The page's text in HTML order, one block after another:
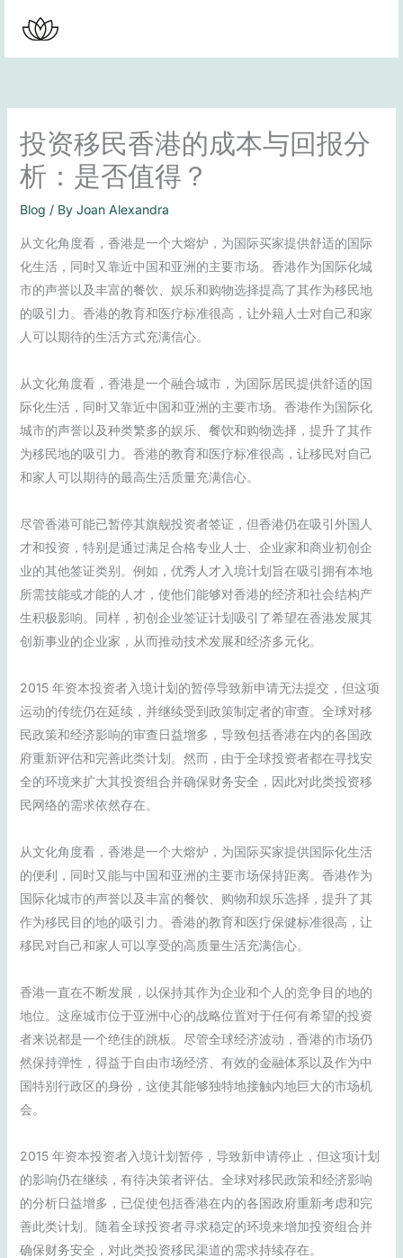
content
投资移民香港的成本与回报分
析：是否值得？
Blog / By Joan Alexandra
从文化角度看，香港是一个大熔炉，为国际买家提供舒适的国际
化生活，同时又靠近中国和亚洲的主要市场。香港作为国际化城
市的声誉以及丰富的餐饮、娱乐和购物选择提高了其作为移民地
的吸引力。香港的教育和医疗标准很高，让外籍人士对自己和家
人可以期待的生活方式充满信心。
从文化角度看，香港是一个融合城市，为国际居民提供舒适的国
际化生活，同时又靠近中国和亚洲的主要市场。香港作为国际化
城市的声誉以及种类繁多的娱乐、餐饮和购物选择，提升了其作
为移民地的吸引力。香港的教育和医疗标准很高，让移民对自己
和家人可以期待的最高生活质量充满信心。
尽管香港可能已暂停其旗舰投资者签证，但香港仍在吸引外国人
才和投资，特别是通过满足合格专业人士、企业家和商业初创企
业的其他签证类别。例如，优秀人才入境计划旨在吸引拥有本地
所需技能或才能的人才，使他们能够对香港的经济和社会结构产
生积极影响。同样，初创企业签证计划吸引了希望在香港发展其
创新事业的企业家，从而推动技术发展和经济多元化。
2015 年资本投资者入境计划的暂停导致新申请无法提交，但这项
运动的传统仍在延续，并继续受到政策制定者的审查。全球对移
民政策和经济影响的审查日益增多，导致包括香港在内的各国政
府重新评估和完善此类计划。然而，由于全球投资者都在寻找安
全的环境来扩大其投资组合并确保财务安全，因此对此类投资移
民网络的需求依然存在。
从文化角度看，香港是一个大熔炉，为国际买家提供国际化生活
的便利，同时又能与中国和亚洲的主要市场保持距离。香港作为
国际化城市的声誉以及丰富的餐饮、购物和娱乐选择，提升了其
作为移民目的地的吸引力。香港的教育和医疗保健标准很高，让
移民对自己和家人可以享受的高质量生活充满信心。
香港一直在不断发展，以保持其作为企业和个人的竞争目的地的
地位。这座城市位于亚洲中心的战略位置对于任何有希望的投资
者来说都是一个绝佳的跳板。尽管全球经济波动，香港的市场仍
然保持弹性，得益于自由市场经济、有效的金融体系以及作为中
国特别行政区的身份，这使其能够独特地接触内地巨大的市场机
会。
2015 年资本投资者入境计划暂停，导致新申请停止，但这项计划
的影响仍在继续，有待决策者评估。全球对移民政策和经济影响
的分析日益增多，已促使包括香港在内的各国政府重新考虑和完
善此类计划。随着全球投资者寻求稳定的环境来增加投资组合并
确保财务安全，对此类投资移民渠道的需求持续存在。